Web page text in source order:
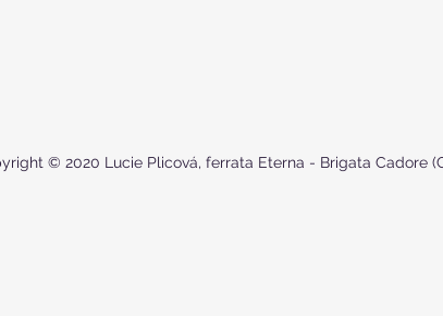
© 2020 Lucie Plicová, ferrata Eterna - Brigata Cadore